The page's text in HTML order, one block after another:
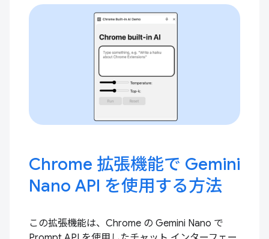
Chrome 拡張機能で Gemini
Nano API を使用する方法
この拡張機能は、Chrome の Gemini Nano で